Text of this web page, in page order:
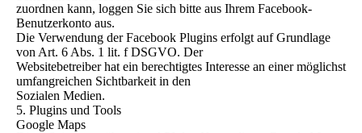
zuordnen kann, loggen Sie sich bitte aus Ihrem Facebook-
Benutzerkonto aus.
Die Verwendung der Facebook Plugins erfolgt auf Grundlage
von Art. 6 Abs. 1 lit. f DSGVO. Der
Websitebetreiber hat ein berechtigtes Interesse an einer möglichst
umfangreichen Sichtbarkeit in den
Sozialen Medien.
5. Plugins und Tools
Google Maps